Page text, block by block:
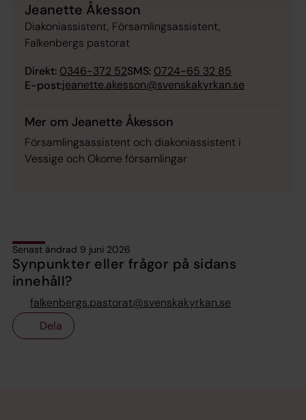
Jeanette Åkesson
Diakoniassistent, Församlingsassistent,
Falkenbergs pastorat
Direkt: 0346-372 52SMS: 0724-65 32 85
E-post:jeanette.akesson@svenskakyrkan.se
Mer om Jeanette Åkesson
Församlingsassistent och diakoniassistent i
Vessige och Okome församlingar
Senast ändrad 9 juni 2026
Synpunkter eller frågor på sidans
innehåll?
falkenbergs.pastorat@svenskakyrkan.se
Dela